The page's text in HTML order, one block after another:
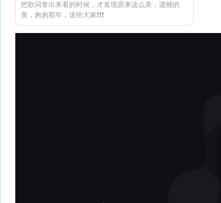
把歌词拿出来看的时候，才发现原来这么美，遗憾的
美，匆匆那年，送给大家❗❗❗